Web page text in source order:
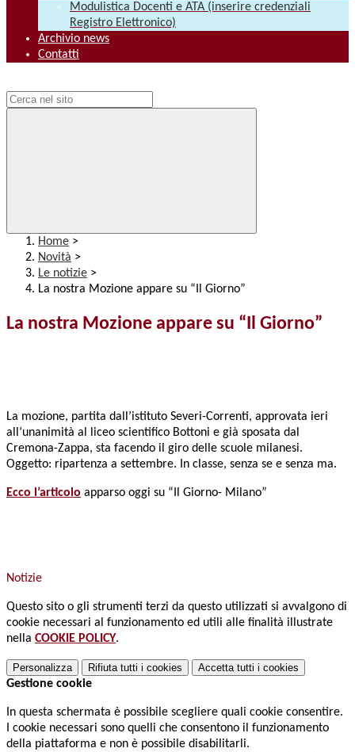
Modulistica Docenti e ATA (inserire credenziali
Registro Elettronico)
Archivio news
Contatti
Home >
Novità >
Le notizie >
La nostra Mozione appare su “Il Giorno”
La nostra Mozione appare su “Il Giorno”
La mozione, partita dall’istituto Severi-Correnti, approvata ieri
all’unanimità al liceo scientifico Bottoni e già sposata dal
Cremona-Zappa, sta facendo il giro delle scuole milanesi.
Oggetto: ripartenza a settembre. In classe, senza se e senza ma.
Ecco l’articolo apparso oggi su “Il Giorno- Milano”
Notizie
Questo sito o gli strumenti terzi da questo utilizzati si avvalgono di
cookie necessari al funzionamento ed utili alle finalità illustrate
nella COOKIE POLICY.
Personalizza Rifiuta tutti i cookies Accetta tutti i cookies
Gestione cookie
In questa schermata è possibile scegliere quali cookie consentire.
I cookie necessari sono quelli che consentono il funzionamento
della piattaforma e non è possibile disabilitarli.